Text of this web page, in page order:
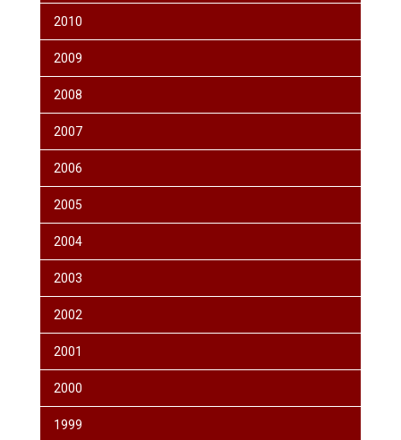
2010
2009
2008
2007
2006
2005
2004
2003
2002
2001
2000
1999